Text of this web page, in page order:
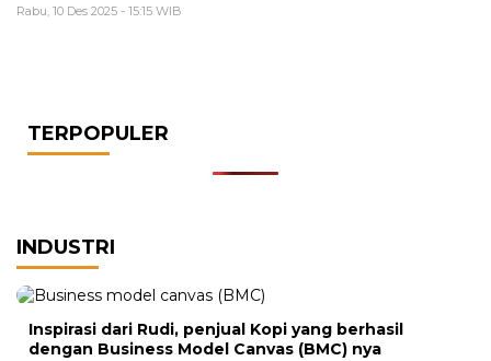
Rabu, 10 Des 2025 - 15:15 WIB
TERPOPULER
INDUSTRI
Inspirasi dari Rudi, penjual Kopi yang berhasil
dengan Business Model Canvas (BMC) nya